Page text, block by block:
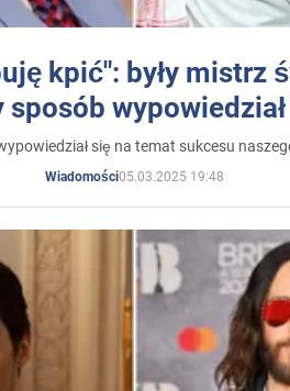
kpić": były mistrz
się na temat sukcesu
Wiadomości05.03.2025 19:48